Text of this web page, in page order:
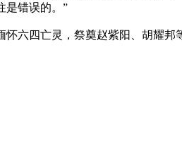
是错误的。”
四亡灵，祭奠赵紫阳、胡耀邦